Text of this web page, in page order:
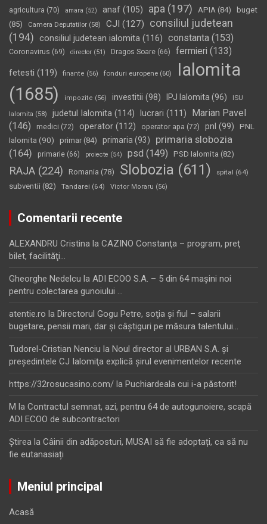
agricultura (70) amara (52) anaf (105) apa (197) APIA (84)
buget
(85)
Camera Deputatilor (58) CJI (127)
consiliul judetean
(194) consiliul judetean ialomita (116) constanta (153)
Coronavirus (69) director (51) Dragos Soare (66) fermieri (133)
fetesti (119) finante (56) fonduri europene (60)
Ialomita
(1685)
impozite (56) investitii (98) IPJ Ialomita (96) ISU
Ialomita (58) judetul Ialomita (114) lucrari (111)
Marian Pavel
(146)
medici (72) operator (112) operator apa (72) pnl (99)
PNL
Ialomita (90) primar(84) primaria (93)
primaria slobozia
(164)
primarie (66) proiecte (54) psd (149) PSD Ialomita (82)
RAJA (224) Romania (78) Slobozia (611) spital (64)
subventii (82) Tandarei (64) Victor Moraru (56)
Comentarii recente
ALEXANDRU Cristina la CAZINO Constanţa – program, preţ
bilet, facilităţi…
Gheorghe Nedelcu la ADI ECOO S.A. – 5 din 64 maşini noi
pentru colectarea gunoiului …
atentie.ro la Directorul Gogu Petre, soţia şi fiul – salarii
bugetare, pensii mari, dar şi câştiguri pe măsura talentului…
Tudorel-Cristian Nenciu la Noul director al URBAN S.A. şi
preşedintele CJ Ialomiţa explică şirul evenimentelor recente
https://32rosucasino.com/ la Puchiardeala cui i-a păstorit!
M la Contractul semnat, azi, pentru 64 de autogunoiere, scapă
ADI ECOO de subcontractori
Ştirea la Câinii din adăposturi, MUSAI să fie adoptați, ca să nu
fie eutanasiați
Meniul principal
Acasă